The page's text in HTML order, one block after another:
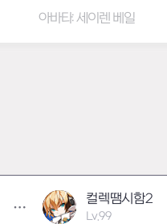
아바타: 세이렌 베일
컬렉땜시함2
Lv.99